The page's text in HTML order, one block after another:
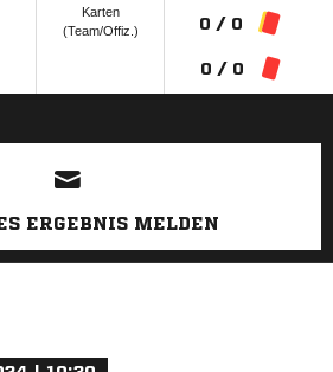
Karten
(Team/Offiz.)
0 / 0
0 / 0
ANZEIGE
ERGEBNIS MELDEN